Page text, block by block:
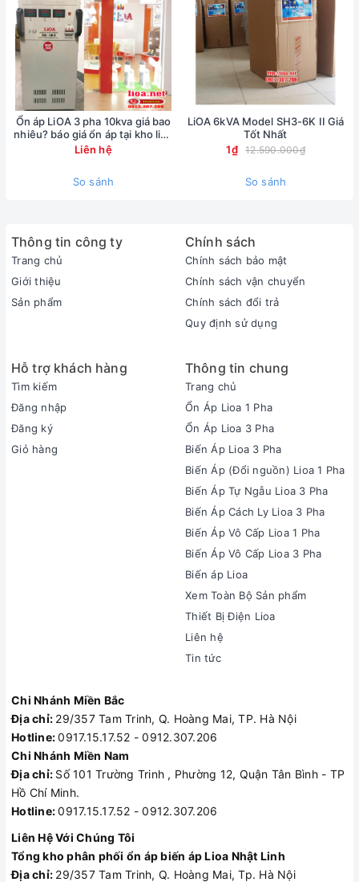
Ổn áp LiOA 3 pha 10kva giá bao
nhiêu? báo giá ổn áp tại kho lioa
Nhật Linh
Liên hệ
So sánh
LiOA 6kVA Model SH3-6K II Giá
Tốt Nhất
1₫
12.590.000₫
So sánh
Thông tin công ty
Trang chủ
Giới thiệu
Sản phẩm
Chính sách
Chính sách bảo mật
Chính sách vận chuyển
Chính sách đổi trả
Quy định sử dụng
Hỗ trợ khách hàng
Tìm kiếm
Đăng nhập
Đăng ký
Giỏ hàng
Thông tin chung
Trang chủ
Ổn Áp Lioa 1 Pha
Ổn Áp Lioa 3 Pha
Biến Áp Lioa 3 Pha
Biến Áp (Đổi nguồn) Lioa 1 Pha
Biến Áp Tự Ngẫu Lioa 3 Pha
Biến Áp Cách Ly Lioa 3 Pha
Biến Áp Vô Cấp Lioa 1 Pha
Biến Áp Vô Cấp Lioa 3 Pha
Biến áp Lioa
Xem Toàn Bộ Sản phẩm
Thiết Bị Điện Lioa
Liên hệ
Tin tức
Chi Nhánh Miền Bắc
Địa chỉ: 29/357 Tam Trinh, Q. Hoàng Mai, TP. Hà Nội
Hotline:0917.15.17.52 - 0912.307.206
Chi Nhánh Miền Nam
Địa chỉ: Số 101 Trường Trinh , Phường 12, Quận Tân Bình - TP
Hồ Chí Minh.
Hotline:0917.15.17.52 - 0912.307.206
Liên Hệ Với Chúng Tôi
Tổng kho phân phối ổn áp biến áp Lioa Nhật Linh
Địa chỉ: 29/357 Tam Trinh, Q. Hoàng Mai, Tp. Hà Nội